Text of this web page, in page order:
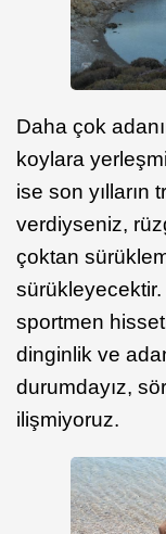
Daha çok
koylara
ise son yılların
verdiyseniz,
çoktan
sportmen
dinginlik ve
durumdayız,
ilişmiyoruz.